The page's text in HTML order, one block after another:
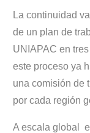
La continuidad
de un plan de
UNIAPAC en
este proceso ya
una comisión de
por cada región
A escala global